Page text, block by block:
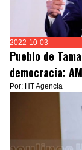
2022-10-03
Pueblo de
democracia:
Por: HT Agencia